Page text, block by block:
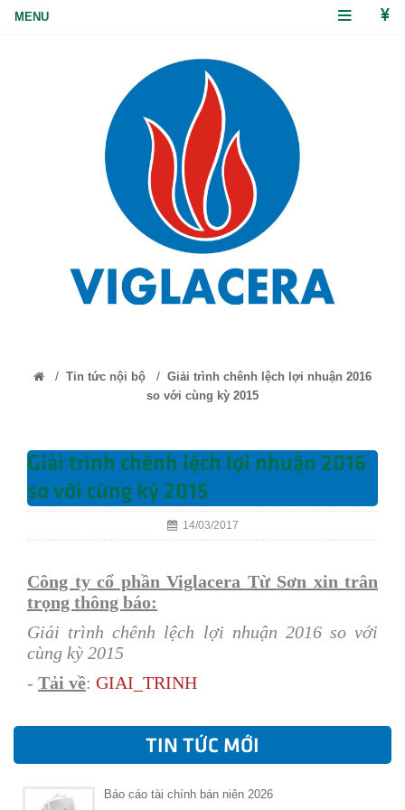
/ Tin tức nội bộ / Giải trình chênh lệch lợi nhuận 2016
so với cùng kỳ 2015
Giải trình chênh lệch lợi nhuận 2016
so với cùng kỳ 2015
14/03/2017
Công ty cổ phần Viglacera Từ Sơn xin trân
trọng thông báo:
Giải trình chênh lệch lợi nhuận 2016 so với
cùng kỳ 2015
- Tải về: GIAI_TRINH
TIN TỨC MỚI
Báo cáo tài chính bán niên 2026